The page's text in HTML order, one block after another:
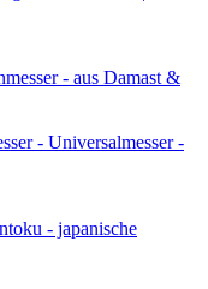
- aus Damast &
- Universalmesser -
- japanische